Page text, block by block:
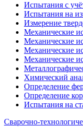
Испытания с
Испытания на
Измерение
Механические
Механические
Механические
Механические
Химический
Определение
Определение
Испытания на
Сварочно-